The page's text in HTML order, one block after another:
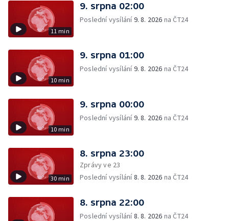
11 min
9. srpna 02:00
Poslední vysílání9. 8. 2026 na ČT24
10 min
9. srpna 01:00
Poslední vysílání9. 8. 2026 na ČT24
10 min
9. srpna 00:00
Poslední vysílání9. 8. 2026 na ČT24
30 min
8. srpna 23:00
Zprávy ve 23
Poslední vysílání8. 8. 2026 na ČT24
8. srpna 22:00
Poslední vysílání8. 8. 2026 na ČT24